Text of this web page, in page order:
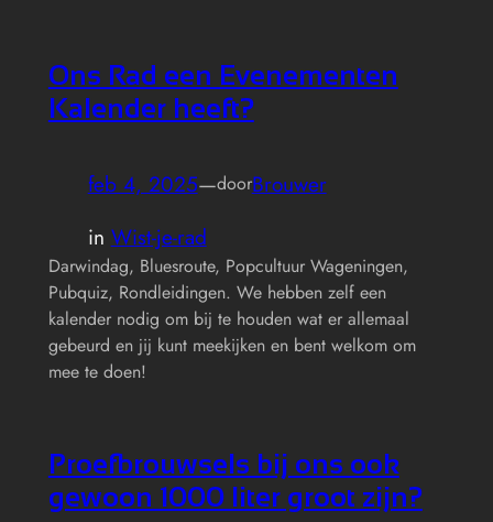
Ons Rad een Evenementen
Kalender heeft?
feb 4, 2025—doorBrouwer
in Wist-je-rad
Darwindag, Bluesroute, Popcultuur Wageningen,
Pubquiz, Rondleidingen. We hebben zelf een
kalender nodig om bij te houden wat er allemaal
gebeurd en jij kunt meekijken en bent welkom om
mee te doen!
Proefbrouwsels bij ons ook
gewoon 1000 liter groot zijn?